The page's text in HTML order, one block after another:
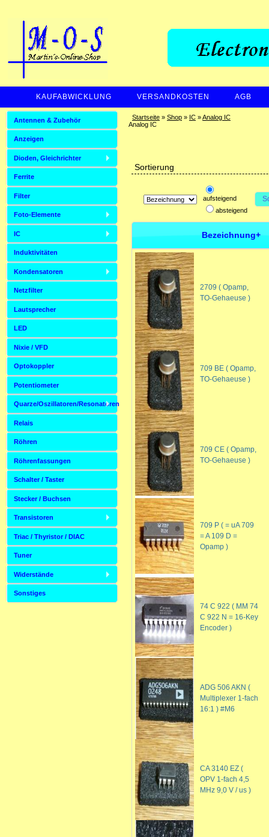
KAUFABWICKLUNG VERSANDKOSTEN AGB
ZAHLUNGSARTEN Startseite» Shop» IC»Analog IC
Analog IC
Sortierung
aufsteigend
absteigend
Bezeichnung+
2709 ( Opamp,
TO-Gehaeuse )
709 BE ( Opamp,
TO-Gehaeuse )
709 CE ( Opamp,
TO-Gehaeuse )
709 P ( = uA 709
= A 109 D =
Opamp )
74 C 922 ( MM 74
C 922 N = 16-Key
Encoder )
ADG 506 AKN (
Multiplexer 1-fach
16:1 ) #M6
CA 3140 EZ (
OPV 1-fach 4,5
MHz 9,0 V / us )
Antennen & Zubehör
Anzeigen
Dioden, Gleichrichter
Ferrite
Filter
Foto-Elemente
IC
Induktivitäten
Kondensatoren
Netzfilter
Lautsprecher
LED
Nixie / VFD
Optokoppler
Potentiometer
Quarze/Oszillatoren/Resonatoren
Relais
Röhren
Röhrenfassungen
Schalter / Taster
Stecker / Buchsen
Transistoren
Triac / Thyristor / DIAC
Tuner
Widerstände
Sonstiges